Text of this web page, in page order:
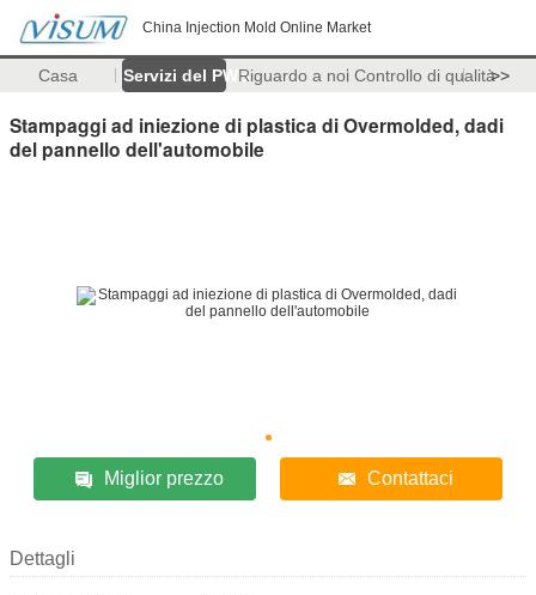
China Injection Mold Online Market
Casa Servizi del PWBRiguardo a noi Controllo di qualità>>
Stampaggi ad iniezione di plastica di Overmolded, dadi
del pannello dell'automobile
Miglior prezzo Contattaci
Dettagli